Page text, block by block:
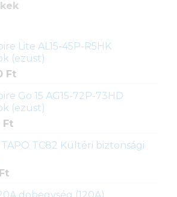
Lite AL15-45P-R5HK
(ezüst)
Ft
Go 15 AG15-72P-73HD
(ezüst)
Ft
TC82 Kültéri biztonsági
Ft